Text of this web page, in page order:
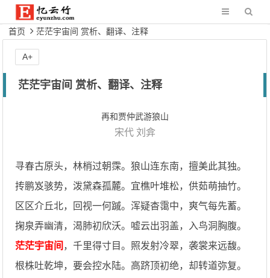
首页 茫茫宇宙间 赏析、翻译、注释
茫茫宇宙间 赏析、翻译、注释
再和贾仲武游狼山
宋代 刘弇
寻春古原头，林梢过朝霂。狼山连东南，擅美此其独。
抟鹏岌骇势，泼黛森孤麓。宜樵叶堆松，供茹萌抽竹。
区区介丘北，回视一何䠞。浑疑杳霭中，爽气每先蓄。
掬泉弄幽清，渴肺初欣沃。嘘云出羽盖，入鸟洞胸腹。
茫茫宇宙间 ，千里得寸目。照发射冷翠，袭裳来远馥。
根株吐乾坤，要会控水陆。高跻顶初绝，却转道弥复。
A+